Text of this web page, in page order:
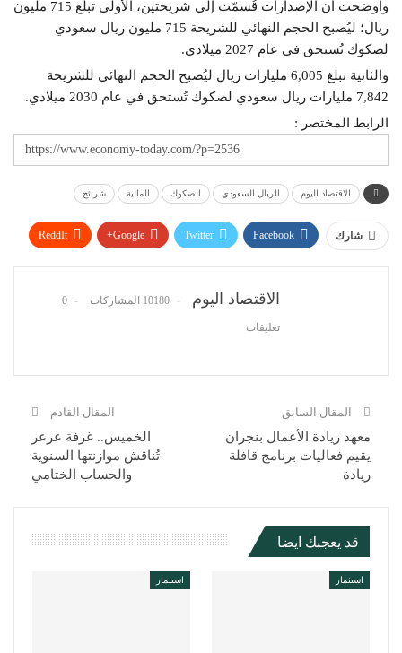
وأوضحت أن الإصدارات قُسمّت إلى شريحتين، الأولى تبلغ 715 مليون
ريال؛ ليُصبح الحجم النهائي للشريحة 715 مليون ريال سعودي
لصكوك تُستحق في عام 2027 ميلادي.
والثانية تبلغ 6,005 مليارات ريال ليُصبح الحجم النهائي للشريحة
7,842 مليارات ريال سعودي لصكوك تُستحق في عام 2030 ميلادي.
الرابط المختصر :
الاقتصاد اليوم الريال السعودي الصكوك المالية شرائح
شارك Facebook
Twitter
Google+
ReddIt
الاقتصاد اليوم 10180 المشاركات 0
تعليقات
المقال السابق
معهد ريادة الأعمال بنجران
يقيم فعاليات برنامج قافلة
ريادة
المقال القادم
الخميس.. غرفة عرعر
تُناقش موازنتها السنوية
والحساب الختامي
قد يعجبك ايضا
استثمار استثمار